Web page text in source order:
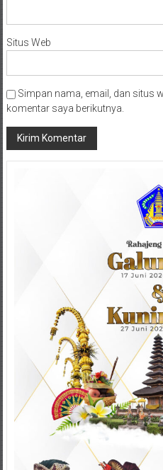
Situs Web
Simpan nama, email, dan situs
komentar saya berikutnya.